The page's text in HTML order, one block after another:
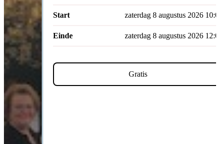
Start zaterdag 8 augustus 2026
Einde zaterdag 8 augustus 2026
Gratis